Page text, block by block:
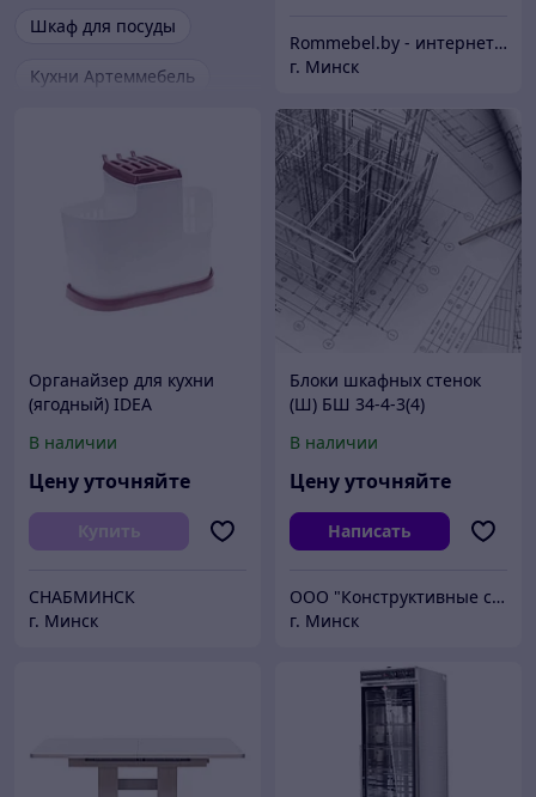
Шкаф для посуды
Кухни Артеммебель
Rommebel.by - интернет-магазин мебели по выгодным ценам
г. Минск
Органайзер для кухни
(ягодный) IDEA
В наличии
Цену уточняйте
Купить
СНАБМИНСК
г. Минск
Блоки шкафных стенок
(Ш) БШ 34-4-3(4)
В наличии
Цену уточняйте
Написать
ООО "Конструктивные системы"
г. Минск